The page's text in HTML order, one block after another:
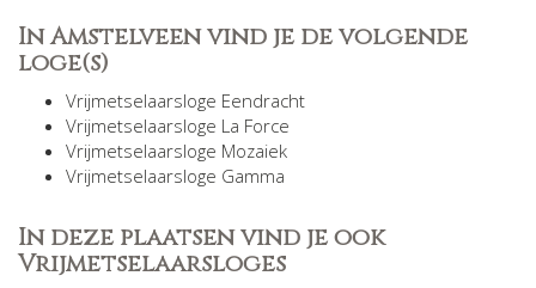
In Amstelveen vind je de volgende
loge(s)
Vrijmetselaarsloge Eendracht
Vrijmetselaarsloge La Force
Vrijmetselaarsloge Mozaiek
Vrijmetselaarsloge Gamma
In deze plaatsen vind je ook
Vrijmetselaarsloges